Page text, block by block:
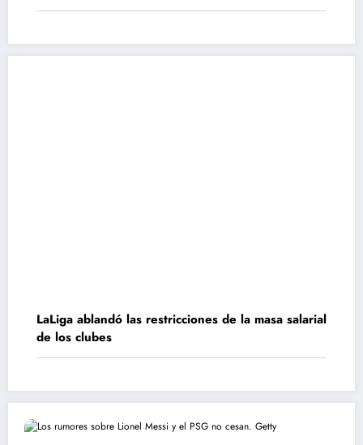
LaLiga ablandó las restricciones de la masa salarial
de los clubes